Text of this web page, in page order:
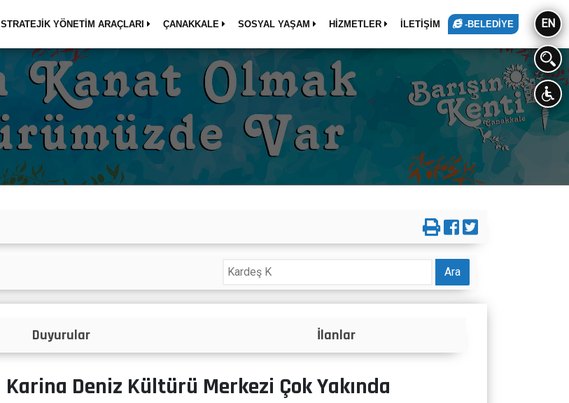
STRATEJİK YÖNETİM ARAÇLARI ÇANAKKALE SOSYAL YAŞAM HİZMETLER İLETİŞİM -BELEDİYE EN
Ara
İlanlar Projeler
Karina Deniz Kültürü Merkezi Çok Yakında